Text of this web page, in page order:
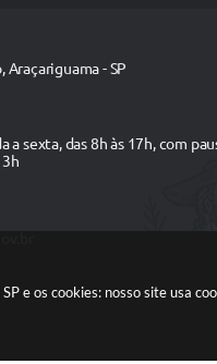
e os cookies: nosso site usa
Araçariguama - SP
sexta, das 8h às 17h, com